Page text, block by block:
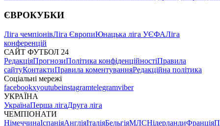
ЄВРОКУБКИ
Ліга чемпіонівЛіга ЄвропиЮнацька ліга УЄФАЛіга
конференцій
САЙТ ФУТБОЛ 24
РедакціяПрогнозиПолітика конфіденційностіПравила
сайтуКонтактиПравила коментуванняРедакційна політика
Соціальні мережі
facebookxyoutubeinstagramtelegramviber
УКРАЇНА
УкраїнаПерша лігаДруга ліга
ЧЕМПІОНАТИ
НімеччинаІспаніяАнгліяІталіяБельгіяМЛСНідерландиФранція